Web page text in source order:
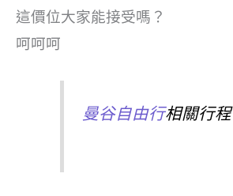
這價位大家能接受嗎？
呵呵呵
曼谷自由行相關行程